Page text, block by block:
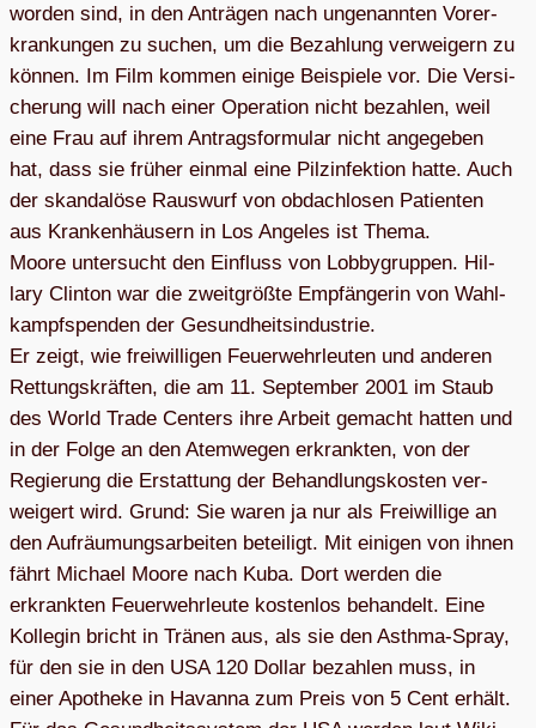
wor­den sind, in den Anträ­gen nach unge­nann­ten Vor­er­
kran­kun­gen zu suchen, um die Bezah­lung ver­wei­gern zu
kön­nen. Im Film kom­men einige Bei­spiele vor. Die Ver­si­
che­rung will nach einer Ope­ra­tion nicht bezah­len, weil
eine Frau auf ihrem Antrags­for­mu­lar nicht ange­ge­ben
hat, dass sie frü­her ein­mal eine Pilz­in­fek­tion hatte. Auch
der skan­da­löse Raus­wurf von obdach­lo­sen Pati­en­ten
aus Kran­ken­häu­sern in Los Ange­les ist Thema.
Moore unter­sucht den Ein­fluss von Lob­by­grup­pen. Hil­
lary Clin­ton war die zweit­größte Emp­fän­ge­rin von Wahl­
kampf­spen­den der Gesund­heits­in­dus­trie.
Er zeigt, wie frei­wil­li­gen Feu­er­wehr­leu­ten und ande­ren
Ret­tungs­kräf­ten, die am 11. Sep­tem­ber 2001 im Staub
des World Trade Cen­ters ihre Arbeit gemacht hat­ten und
in der Folge an den Atem­we­gen erkrank­ten, von der
Regie­rung die Erstat­tung der Behand­lungs­kos­ten ver­
wei­gert wird. Grund: Sie waren ja nur als Frei­wil­lige an
den Auf­räu­mungs­ar­bei­ten betei­ligt. Mit eini­gen von ihnen
fährt Michael Moore nach Kuba. Dort wer­den die
erkrank­ten Feu­er­wehr­leute kos­ten­los behan­delt. Eine
Kol­le­gin bricht in Trä­nen aus, als sie den Asthma-Spray,
für den sie in den USA 120 Dol­lar bezah­len muss, in
einer Apo­theke in Havanna zum Preis von 5 Cent erhält.